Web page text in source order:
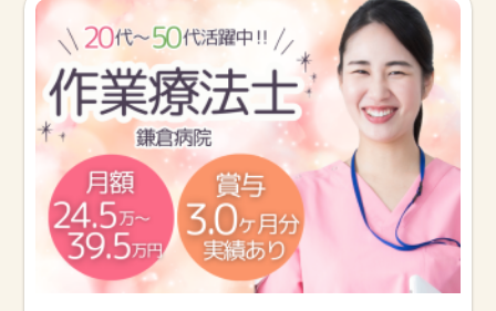
よくあるご質問
医療事務求人ドットコムとは
サイトの使い方
就職サポート
人材をお探しの医療機関・企業様